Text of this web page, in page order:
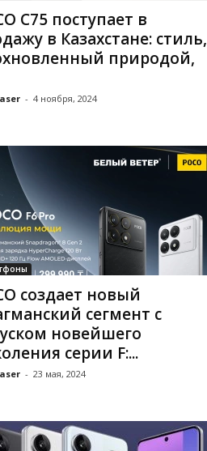
C75 поступает в
в Казахстане: стиль,
природой,
- 4 ноября, 2024
создает новый
сегмент с
новейшего
серии F:...
- 23 мая, 2024